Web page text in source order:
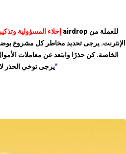
إخلاء المسؤولية
الإنترنت. يرجى تحديد مخاطر كل مشروع
الخاصة. كن حذرًا وابتعد عن معاملات
يرجى توخي الحذر"إخلاء مسؤولية هذا الموقع"